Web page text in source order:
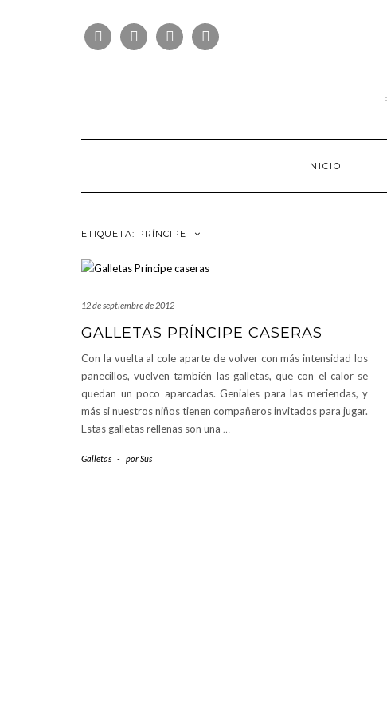
FOLLOW
US
FACEBOOKTWITTERPINTERESTINSTAGRAM
INICIO
ETIQUETA: PRÍNCIPE
12 de septiembre de 2012
GALLETAS PRÍNCIPE CASERAS
Con la vuelta al cole aparte de volver con más intensidad los
panecillos, vuelven también las galletas, que con el calor se
quedan un poco aparcadas. Geniales para las meriendas, y
más si nuestros niños tienen compañeros invitados para jugar.
Estas galletas rellenas son una …
Galletas - porSus